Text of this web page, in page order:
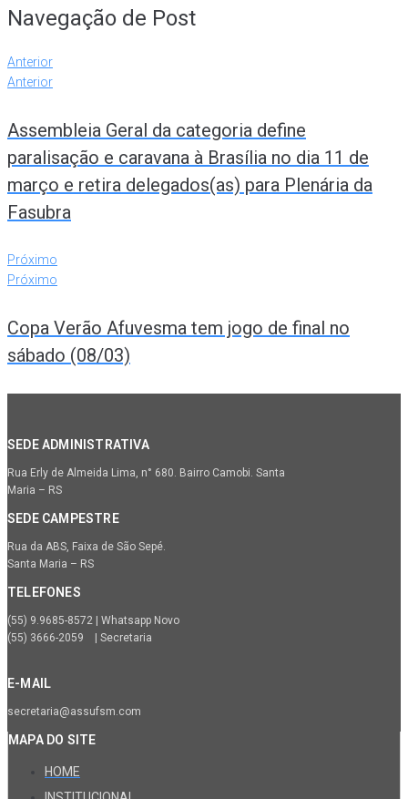
Navegação de Post
Anterior
Anterior
Assembleia Geral da categoria define
paralisação e caravana à Brasília no dia 11 de
março e retira delegados(as) para Plenária da
Fasubra
Próximo
Próximo
Copa Verão Afuvesma tem jogo de final no
sábado (08/03)
SEDE ADMINISTRATIVA
Rua Erly de Almeida Lima, n° 680. Bairro Camobi. Santa
Maria – RS
SEDE CAMPESTRE
Rua da ABS, Faixa de São Sepé.
Santa Maria – RS
TELEFONES
(55) 9.9685-8572 | Whatsapp Novo
(55) 3666-2059 | Secretaria
E-MAIL
secretaria@assufsm.com
MAPA DO SITE
HOME